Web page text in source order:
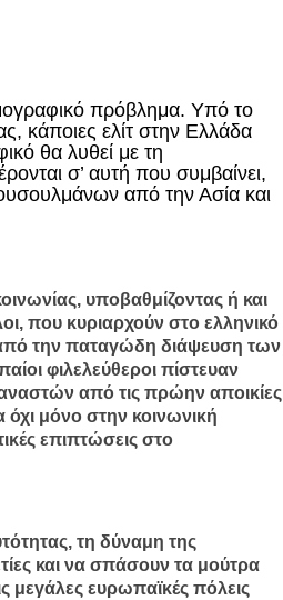
πρόβλημα. Υπό το
κάποιες ελίτ στην Ελλάδα
θα λυθεί με τη
σ’ αυτή που συμβαίνει,
από την Ασία και
υποβαθμίζοντας ή και
που κυριαρχούν στο ελληνικό
από την παταγώδη διάψευση των
φιλελεύθεροι πίστευαν
από τις πρώην αποικίες
μόνο στην κοινωνική
επιπτώσεις στο
τη δύναμη της
και να σπάσουν τα μούτρα
μεγάλες ευρωπαϊκές πόλεις